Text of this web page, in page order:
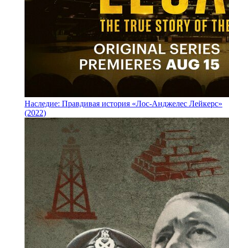
Наследие: Правдивая история «Лос-Анджелес Лейкерс»
(2022)